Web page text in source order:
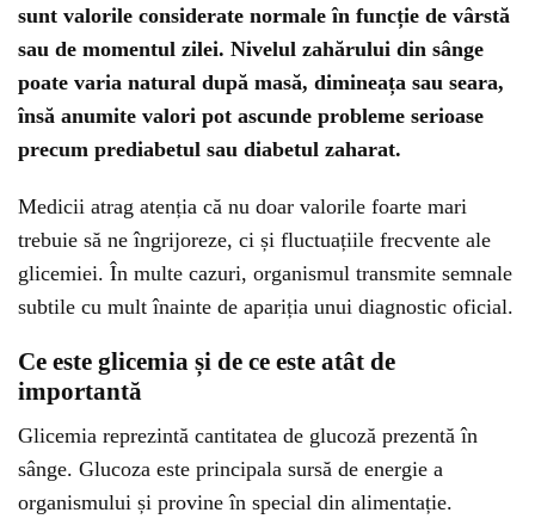
sunt valorile considerate normale în funcție de vârstă
sau de momentul zilei. Nivelul zahărului din sânge
poate varia natural după masă, dimineața sau seara,
însă anumite valori pot ascunde probleme serioase
precum prediabetul sau diabetul zaharat.
Medicii atrag atenția că nu doar valorile foarte mari
trebuie să ne îngrijoreze, ci și fluctuațiile frecvente ale
glicemiei. În multe cazuri, organismul transmite semnale
subtile cu mult înainte de apariția unui diagnostic oficial.
Ce este glicemia și de ce este atât de
importantă
Glicemia reprezintă cantitatea de glucoză prezentă în
sânge. Glucoza este principala sursă de energie a
organismului și provine în special din alimentație.